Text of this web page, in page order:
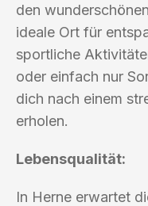
den
ideale Ort für
sportliche
oder einfach nur
dich nach einem
erholen.
Lebensqualität:
In Herne erwartet